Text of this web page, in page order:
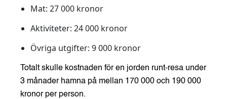
Mat: 27 000 kronor
Aktiviteter: 24 000 kronor
Övriga utgifter: 9 000 kronor
Totalt skulle kostnaden för en jorden runt-resa under
3 månader hamna på mellan 170 000 och 190 000
kronor per person.